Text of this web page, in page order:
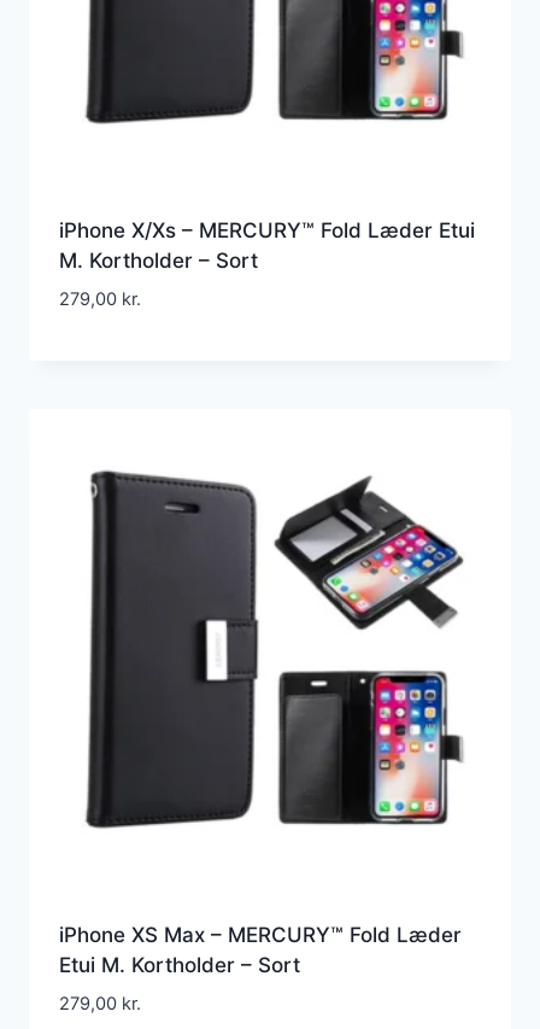
iPhone X/Xs – MERCURY™ Fold Læder Etui
M. Kortholder – Sort
279,00 kr.
iPhone XS Max – MERCURY™ Fold Læder
Etui M. Kortholder – Sort
279,00 kr.